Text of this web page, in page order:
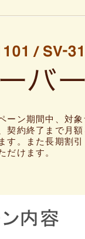
ーン期間中、対
契約終了まで月
す。また長期割
だけます。